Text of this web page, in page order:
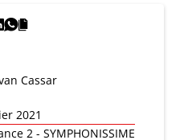
Cassar
2021
2 - SYMPHONISSIME